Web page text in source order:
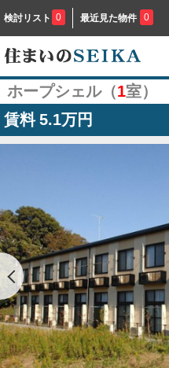
検討リスト 0 最近見た物件 0
ホープシェル（1室）
賃料 5.1万円